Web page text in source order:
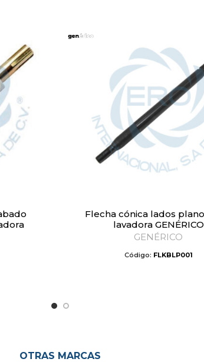
Flecha cónica lados planos para
lavadora GENÉRICO
GENÉRICO
Código: FLKBLP001
OTRAS MARCAS